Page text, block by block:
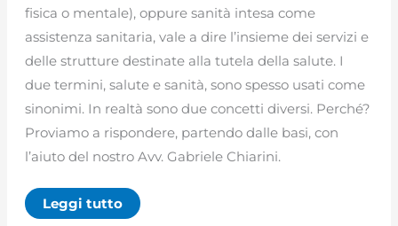
fisica o mentale), oppure sanità intesa come
assistenza sanitaria, vale a dire l’insieme dei servizi e
delle strutture destinate alla tutela della salute. I
due termini, salute e sanità, sono spesso usati come
sinonimi. In realtà sono due concetti diversi. Perché?
Proviamo a rispondere, partendo dalle basi, con
l’aiuto del nostro Avv. Gabriele Chiarini.
Sanità:
definizione,
Leggi tutto